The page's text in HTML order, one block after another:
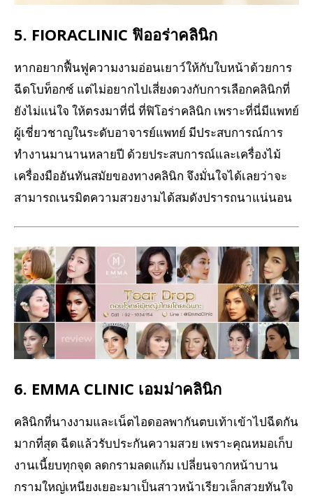
5. FIORACLINIC ฟิออร่าคลินิก
หากอยากฟื้นฟูความงามอ่อนเยาว์ให้กับใบหน้าด้วยการ
ฉีดโบท็อกซ์ แต่ไม่อยากไปเสี่ยงดวงกับการเลือกคลินิกที่
ยังไม่แน่ใจ ให้ตรงมาที่นี่ ที่ฟิโอร่าคลินิก เพราะที่นี่มีแพทย์
ผู้เชี่ยวชาญในระดับอาจารย์แพทย์ มีประสบการณ์การ
ทำงานมานานหลายปี ด้วยประสบการณ์และเครื่องไม้
เครื่องมืออันทันสมัยของทางคลินิก จึงมั่นใจได้เลยว่าจะ
สามารถเนรมิตความสวยงามได้สมดังปรารถนาแน่นอน
6. EMMA CLINIC เอมม่าคลินิก
คลินิกที่นางงามและเน็ตไอดอลพากันตบเท้าเข้าไปฉีดกัน
มากที่สุด ฉีดแล้วรับประกันความสวย เพราะคุณหมอเก็บ
งานเนี้ยบทุกจุด ลดกรามลดแก้ม เปลี่ยนจากหน้าบาน
กรามใหญ่เหนียงเยอะมาเป็นสาวหน้าเรียวเล็กสวยทันใจ